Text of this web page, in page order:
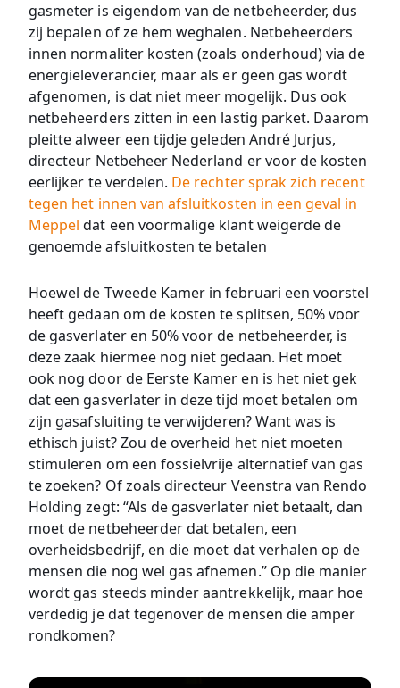
gasmeter is eigendom van de netbeheerder, dus
zij bepalen of ze hem weghalen. Netbeheerders
innen normaliter kosten (zoals onderhoud) via de
energieleverancier, maar als er geen gas wordt
afgenomen, is dat niet meer mogelijk. Dus ook
netbeheerders zitten in een lastig parket. Daarom
pleitte alweer een tijdje geleden André Jurjus,
directeur Netbeheer Nederland er voor de kosten
eerlijker te verdelen. De rechter sprak zich recent
tegen het innen van afsluitkosten in een geval in
Meppel dat een voormalige klant weigerde de
genoemde afsluitkosten te betalen
Hoewel de Tweede Kamer in februari een voorstel
heeft gedaan om de kosten te splitsen, 50% voor
de gasverlater en 50% voor de netbeheerder, is
deze zaak hiermee nog niet gedaan. Het moet
ook nog door de Eerste Kamer en is het niet gek
dat een gasverlater in deze tijd moet betalen om
zijn gasafsluiting te verwijderen? Want was is
ethisch juist? Zou de overheid het niet moeten
stimuleren om een fossielvrije alternatief van gas
te zoeken? Of zoals directeur Veenstra van Rendo
Holding zegt: “Als de gasverlater niet betaalt, dan
moet de netbeheerder dat betalen, een
overheidsbedrijf, en die moet dat verhalen op de
mensen die nog wel gas afnemen.” Op die manier
wordt gas steeds minder aantrekkelijk, maar hoe
verdedig je dat tegenover de mensen die amper
rondkomen?